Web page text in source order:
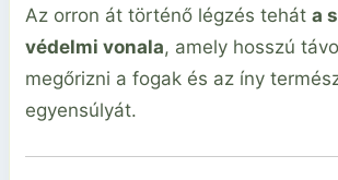
Az orron át történő légzés teháta
védelmi vonala, amely hosszú
megőrizni a fogak és az íny
egyensúlyát.